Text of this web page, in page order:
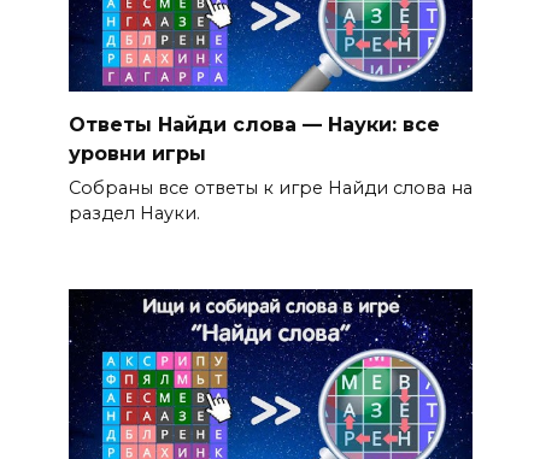
Ответы Найди слова — Науки: все
уровни игры
Собраны все ответы к игре Найди слова на
раздел Науки.